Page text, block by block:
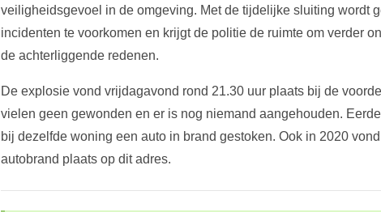
veiligheidsgevoel in de omgeving. Met de tijdelijke sluiting wordt
incidenten te voorkomen en krijgt de politie de ruimte om verder
de achterliggende redenen.
De explosie vond vrijdagavond rond 21.30 uur plaats bij de
vielen geen gewonden en er is nog niemand aangehouden.
bij dezelfde woning een auto in brand gestoken. Ook in 2020
autobrand plaats op dit adres.